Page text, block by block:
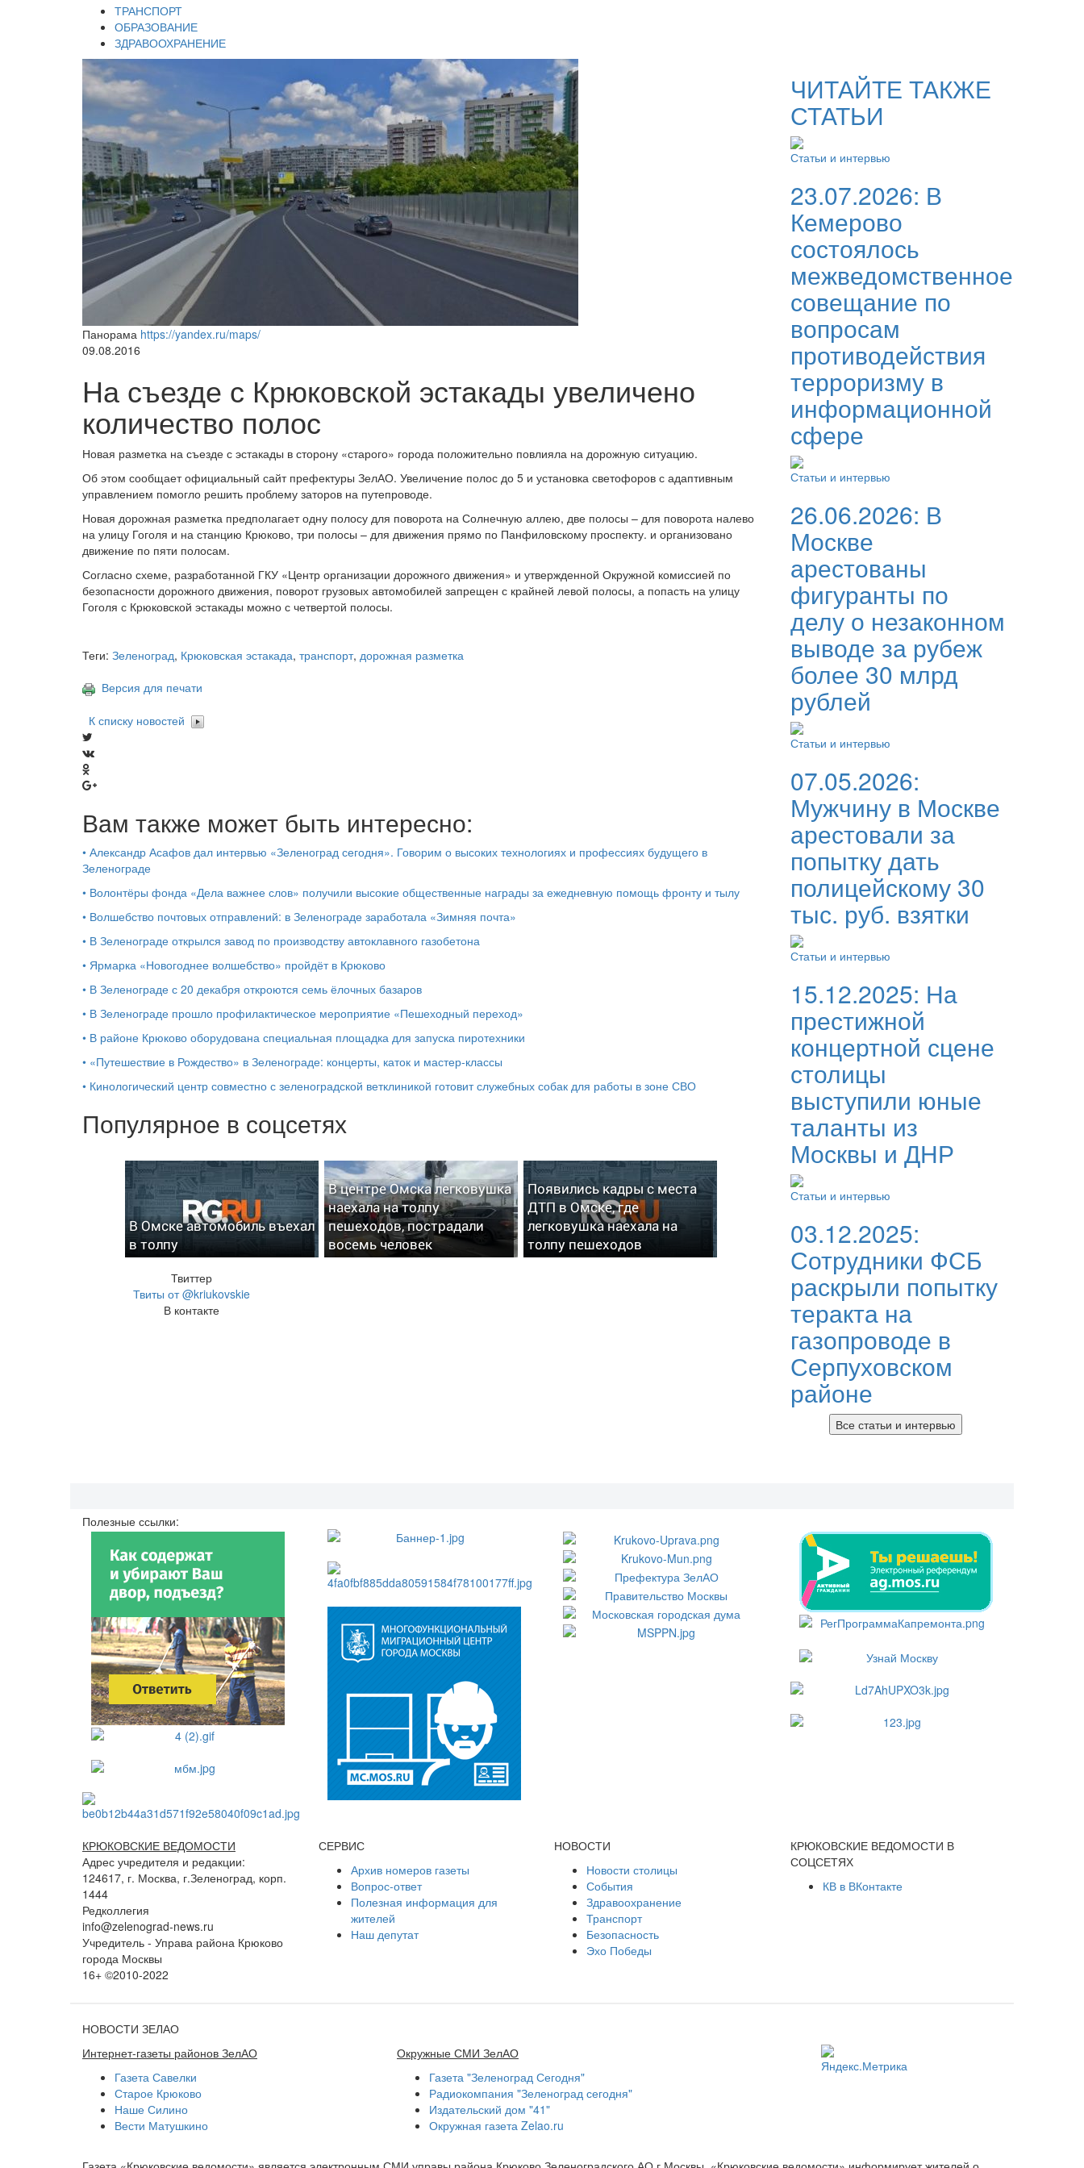
ТРАНСПОРТ
ОБРАЗОВАНИЕ
ЗДРАВООХРАНЕНИЕ
Панорама https://yandex.ru/maps/
09.08.2016
На съезде с Крюковской эстакады увеличено
количество полос
Новая разметка на съезде с эстакады в сторону «старого» города положительно повлияла на дорожную ситуацию.
Об этом сообщает официальный сайт префектуры ЗелАО. Увеличение полос до 5 и установка светофоров с адаптивным
управлением помогло решить проблему заторов на путепроводе.
Новая дорожная разметка предполагает одну полосу для поворота на Солнечную аллею, две полосы – для поворота налево
на улицу Гоголя и на станцию Крюково, три полосы – для движения прямо по Панфиловскому проспекту. и организовано
движение по пяти полосам.
Согласно схеме, разработанной ГКУ «Центр организации дорожного движения» и утвержденной Окружной комиссией по
безопасности дорожного движения, поворот грузовых автомобилей запрещен с крайней левой полосы, а попасть на улицу
Гоголя с Крюковской эстакады можно с четвертой полосы.
Теги: Зеленоград, Крюковская эстакада, транспорт, дорожная разметка
Версия для печати
К списку новостей
Вам также может быть интересно:
• Александр Асафов дал интервью «Зеленоград сегодня». Говорим о высоких технологиях и профессиях будущего в
Зеленограде
• Волонтёры фонда «Дела важнее слов» получили высокие общественные награды за ежедневную помощь фронту и тылу
• Волшебство почтовых отправлений: в Зеленограде заработала «Зимняя почта»
• В Зеленограде открылся завод по производству автоклавного газобетона
• Ярмарка «Новогоднее волшебство» пройдёт в Крюково
• В Зеленограде с 20 декабря откроются семь ёлочных базаров
• В Зеленограде прошло профилактическое мероприятие «Пешеходный переход»
• В районе Крюково оборудована специальная площадка для запуска пиротехники
• «Путешествие в Рождество» в Зеленограде: концерты, каток и мастер‑классы
• Кинологический центр совместно с зеленоградской ветклиникой готовит служебных собак для работы в зоне СВО
Популярное в соцсетях
В Омске автомобиль въехал
в толпу
В центре Омска легковушка
наехала на толпу
пешеходов, пострадали
восемь человек
Появились кадры с места
ДТП в Омске, где
легковушка наехала на
толпу пешеходов
Твиттер
Твиты от @kriukovskie
В контакте
ЧИТАЙТЕ ТАКЖЕ
СТАТЬИ
Статьи и интервью
23.07.2026: В
Кемерово
состоялось
межведомственное
совещание по
вопросам
противодействия
терроризму в
информационной
сфере
Статьи и интервью
26.06.2026: В
Москве
арестованы
фигуранты по
делу о незаконном
выводе за рубеж
более 30 млрд
рублей
Статьи и интервью
07.05.2026:
Мужчину в Москве
арестовали за
попытку дать
полицейскому 30
тыс. руб. взятки
Статьи и интервью
15.12.2025: На
престижной
концертной сцене
столицы
выступили юные
таланты из
Москвы и ДНР
Статьи и интервью
03.12.2025:
Сотрудники ФСБ
раскрыли попытку
теракта на
газопроводе в
Серпуховском
районе
Все статьи и интервью
Полезные ссылки:
КРЮКОВСКИЕ ВЕДОМОСТИ
Адрес учредителя и редакции:
124617, г. Москва, г.Зеленоград, корп.
1444
Редколлегия
info@zelenograd-news.ru
Учредитель - Управа района Крюково
города Москвы
16+ ©2010-2022
СЕРВИС
Архив номеров газеты
Вопрос-ответ
Полезная информация для
жителей
Наш депутат
НОВОСТИ
Новости столицы
События
Здравоохранение
Транспорт
Безопасность
Эхо Победы
КРЮКОВСКИЕ ВЕДОМОСТИ В
СОЦСЕТЯХ
КВ в ВКонтакте
НОВОСТИ ЗЕЛАО
Интернет-газеты районов ЗелАО
Газета Савелки
Старое Крюково
Наше Силино
Вести Матушкино
Окружные СМИ ЗелАО
Газета "Зеленоград Сегодня"
Радиокомпания "Зеленоград сегодня"
Издательский дом "41"
Окружная газета Zelao.ru